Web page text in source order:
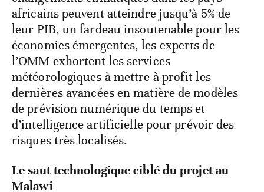
africains peuvent atteindre jusqu’à 5% de
leur PIB, un fardeau insoutenable pour les
économies émergentes, les experts de
l’OMM exhortent les services
météorologiques à mettre à profit les
dernières avancées en matière de modèles
de prévision numérique du temps et
d’intelligence artificielle pour prévoir des
risques très localisés.
Le saut technologique ciblé du projet au
Malawi